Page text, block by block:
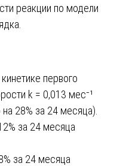
реакции по модели
первого
k = 0,013 мес⁻¹
28% за 24 месяца).
за 24 месяца
за 24 месяца